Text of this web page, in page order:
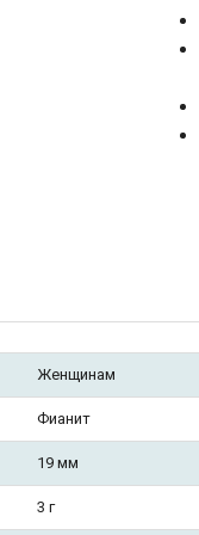
Женщинам
Фианит
19 мм
3 г